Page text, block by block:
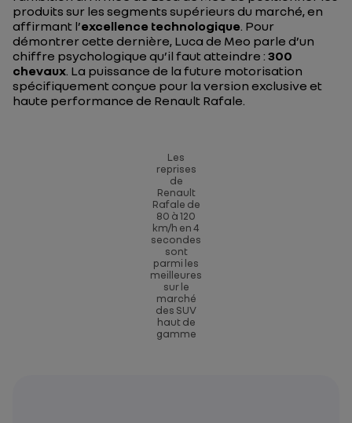
produits sur les segments supérieurs du marché, en
affirmant l’excellence technologique. Pour
démontrer cette dernière, Luca de Meo parle d’un
chiffre psychologique qu’il faut atteindre : 300
chevaux. La puissance de la future motorisation
spécifiquement conçue pour la version exclusive et
haute performance de Renault Rafale.
Les
reprises
de
Renault
Rafale de
80 à 120
km/h en 4
secondes
sont
parmi les
meilleures
sur le
marché
des SUV
haut de
gamme